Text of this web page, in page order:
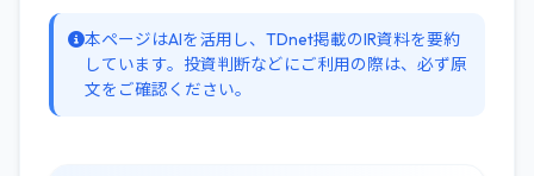
本ページはAIを活用し、TDnet掲載のIR資料を要約
しています。投資判断などにご利用の際は、必ず原
文をご確認ください。